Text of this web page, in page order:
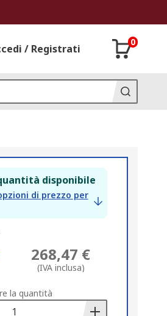
/ Registrati
0
disponibile
di prezzo per
268,47 €
(IVA inclusa)
la quantità